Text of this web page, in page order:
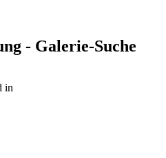
- Galerie-Suche
in